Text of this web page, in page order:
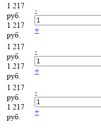
1 217
руб.
1 217
руб.
-
+
1 217
руб.
1 217
руб.
-
+
1 217
руб.
1 217
руб.
-
+